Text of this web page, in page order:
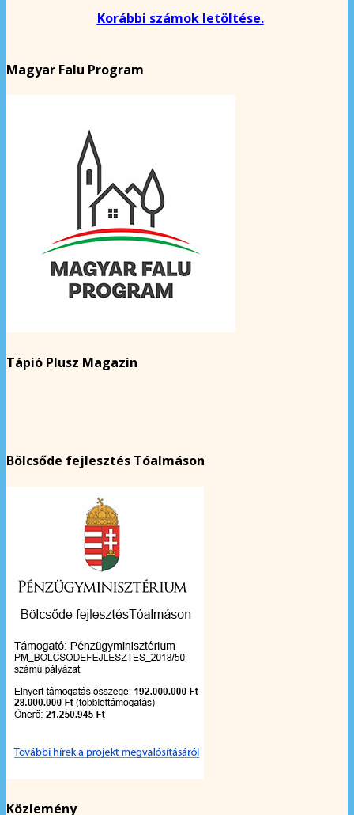
Korábbi számok letöltése.
Magyar Falu Program
Tápió Plusz Magazin
Bölcsőde fejlesztés Tóalmáson
Közlemény